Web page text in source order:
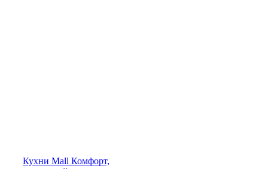
Кухни Mall Комфорт,